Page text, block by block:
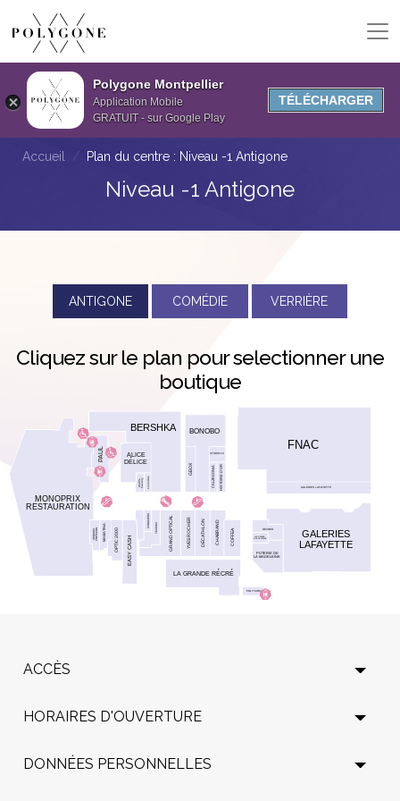
Polygone Montpellier
Application Mobile
GRATUIT - sur Google Play
TÉLÉCHARGER
Accueil Plan du centre : Niveau -1 Antigone
Niveau -1 Antigone
ANTIGONE COMÉDIE VERRIÈRE
Cliquez sur le plan pour selectionner une
boutique
ACCÈS
HORAIRES D'OUVERTURE
DONNÉES PERSONNELLES